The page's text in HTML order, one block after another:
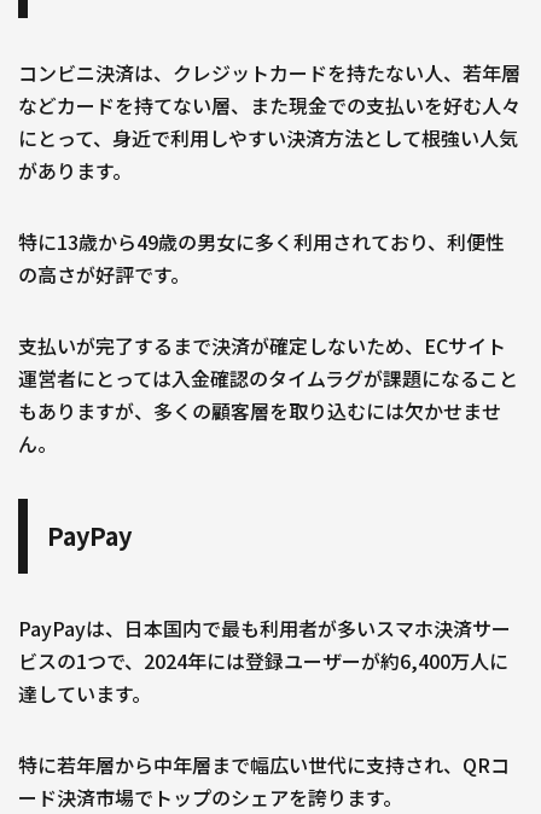
コンビニ決済は、クレジットカードを持たない人、若年層
などカードを持てない層、また現金での支払いを好む人々
にとって、身近で利用しやすい決済方法として根強い人気
があります。
特に13歳から49歳の男女に多く利用されており、利便性
の高さが好評です。
支払いが完了するまで決済が確定しないため、ECサイト
運営者にとっては入金確認のタイムラグが課題になること
もありますが、多くの顧客層を取り込むには欠かせませ
ん。
PayPay
PayPayは、日本国内で最も利用者が多いスマホ決済サー
ビスの1つで、2024年には登録ユーザーが約6,400万人に
達しています。
特に若年層から中年層まで幅広い世代に支持され、QRコ
ード決済市場でトップのシェアを誇ります。